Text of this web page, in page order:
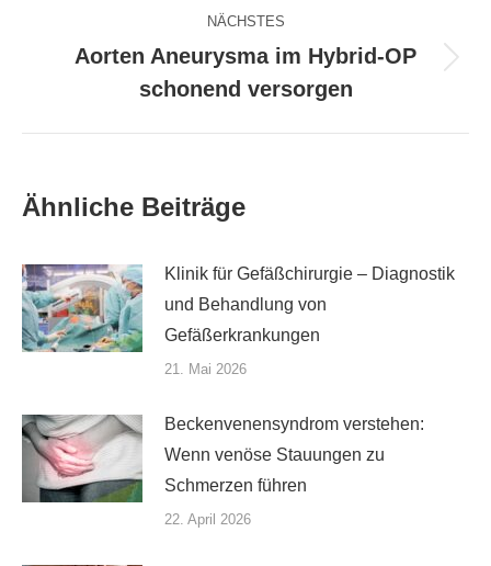
NÄCHSTES
Beitrag:
Aorten Aneurysma im Hybrid-OP
schonend versorgen
Ähnliche Beiträge
Klinik für Gefäßchirurgie – Diagnostik
und Behandlung von
Gefäßerkrankungen
21. Mai 2026
Beckenvenensyndrom verstehen:
Wenn venöse Stauungen zu
Schmerzen führen
22. April 2026